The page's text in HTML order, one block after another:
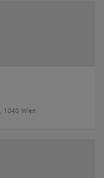
1040 Wien